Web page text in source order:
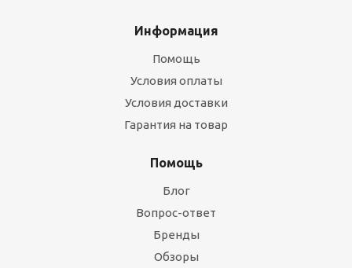
Информация
Помощь
Условия оплаты
Условия доставки
Гарантия на товар
Помощь
Блог
Вопрос-ответ
Бренды
Обзоры